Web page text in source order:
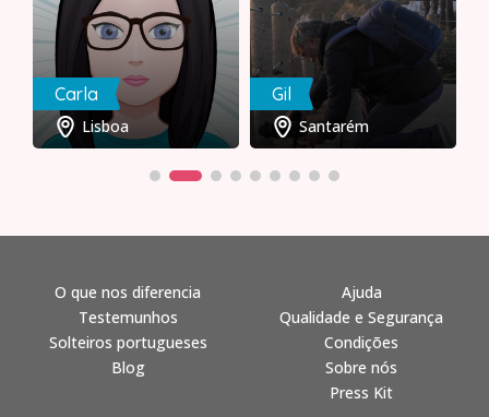
Carla
Lisboa
Gil
Santarém
O que nos diferencia
Testemunhos
Solteiros portugueses
Blog
Ajuda
Qualidade e Segurança
Condições
Sobre nós
Press Kit